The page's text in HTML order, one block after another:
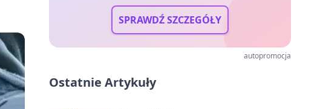
SPRAWDŹ SZCZEGÓŁY
autopromocja
Ostatnie Artykuły